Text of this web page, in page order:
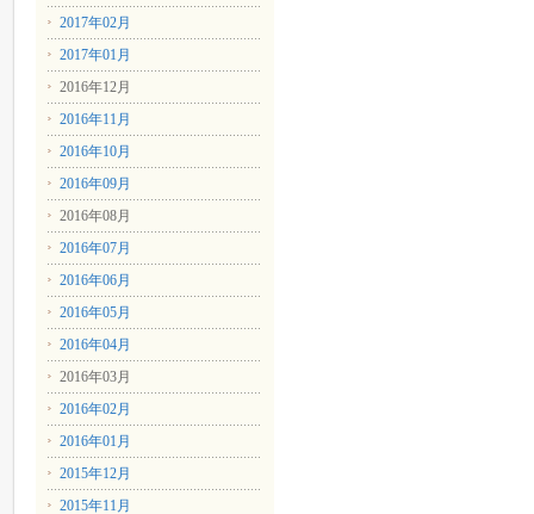
2017年02月
2017年01月
2016年12月
2016年11月
2016年10月
2016年09月
2016年08月
2016年07月
2016年06月
2016年05月
2016年04月
2016年03月
2016年02月
2016年01月
2015年12月
2015年11月